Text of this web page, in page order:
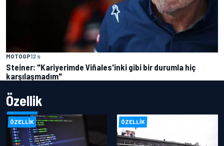
MOTOGP12 s
Steiner: "Kariyerimde Viñales'inki gibi bir durumla hiç
karşılaşmadım"
Özellik
ÖZELLIK ÖZELLIK